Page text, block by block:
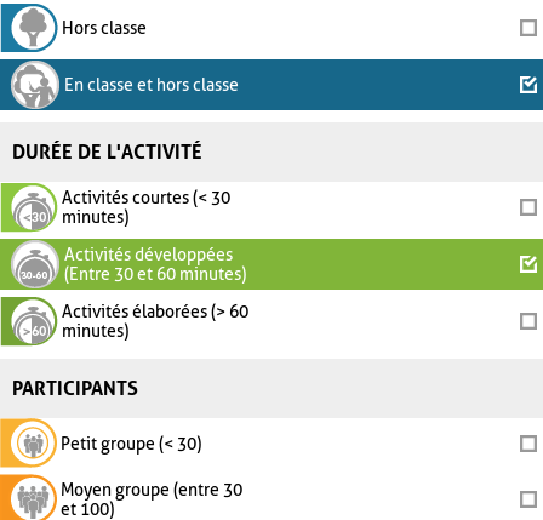
Hors classe
En classe et hors classe
DURÉE DE L'ACTIVITÉ
Activités courtes (< 30
minutes)
Activités développées
(Entre 30 et 60 minutes)
Activités élaborées (> 60
minutes)
PARTICIPANTS
Petit groupe (< 30)
Moyen groupe (entre 30
et 100)